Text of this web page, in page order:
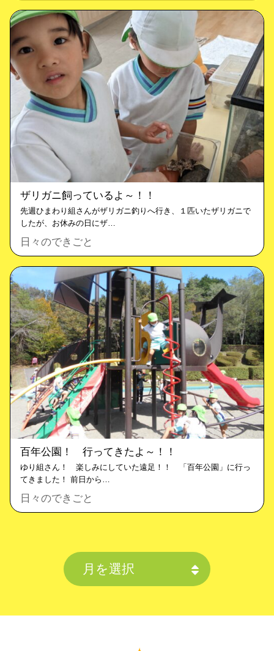
ザリガニ飼っているよ～！！
先週ひまわり組さんがザリガニ釣りへ行き、１匹いたザリガニで
したが、お休みの日にザ…
日々のできごと
百年公園！ 行ってきたよ～！！
ゆり組さん！ 楽しみにしていた遠足！！ 「百年公園」に行っ
てきました！ 前日から…
日々のできごと